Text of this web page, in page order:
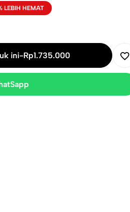
LEBIH HEMAT
ini-Rp1.735.000